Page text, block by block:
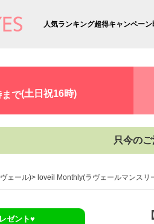
人気ランキング超得キャンペーン
まで(土日祝16時)
只今の
ェール) loveil Monthly(ラヴェールマンスリ
ゼント♥